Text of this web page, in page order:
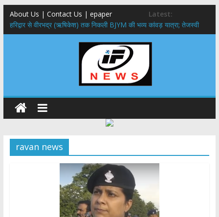
About Us | Contact Us | epaper
Latest:
​हरिद्वार से वीरभद्र (ऋषिकेश) तक निकली BJYM की भव्य कांवड़ यात्रा; तेजस्वी
सूर्या ने की देश व प्रदेशवासियों के कल्याण की कामना
नंदा की चौकी पुल हादसा: PWD के EE, AE और JE निलंबित, सीएम धामी के निर्देश
मुख्यमंत्री ने 9 लाख 87 हजार17 पेंशन लाभार्थियों को कुल 146 करोड़ 32 लाख
राष्ट्रीय हथकरघा दिवस पर मुख्यमंत्री धामी ने उत्कृष्ट बुनकरों और हस्तशिल्प
कारीगरों को किया सम्मानित
​धामी कैबिनेट का बड़ा फैसला: पशुपालकों को 60% तक सब्सिडी, गंगा एक्सप्रेसवे का
हरिद्वार तक होगा विस्तार
ravan news